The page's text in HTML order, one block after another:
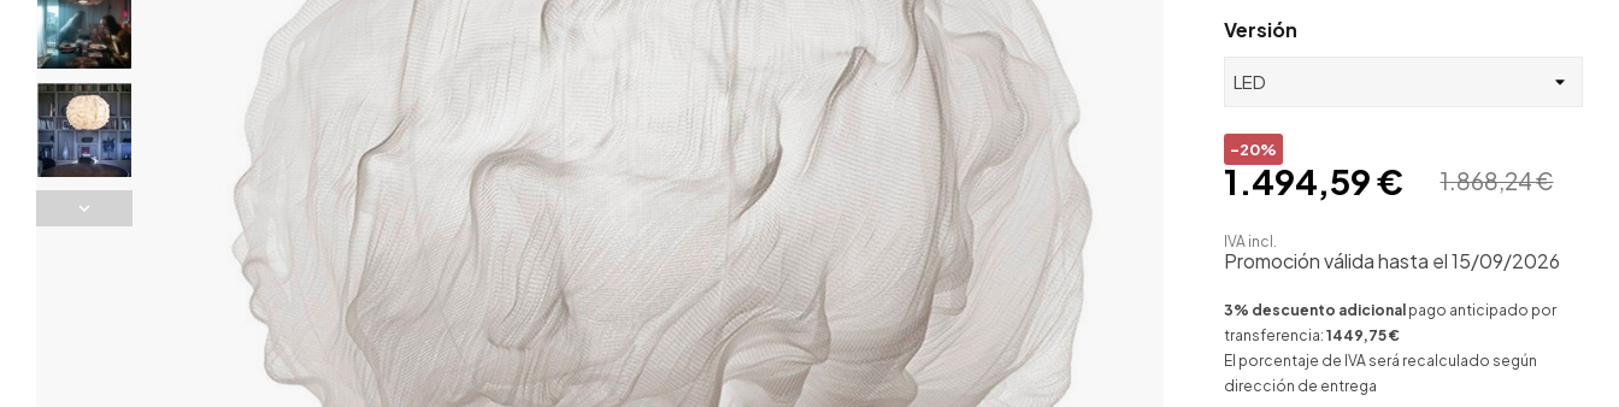
Versión
-20%
1.868,24 €
1.494,59 €
IVA incl.
Promoción válida hasta el 15/09/2026
3% descuento adicional pago anticipado por
transferencia: 1449,75 €
El porcentaje de IVA será recalculado según
dirección de entrega